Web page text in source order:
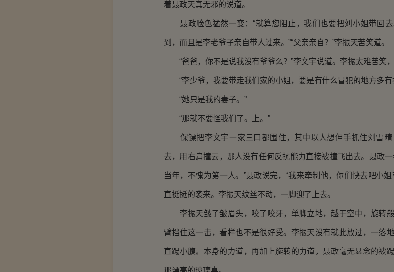
着聂政天真无邪的说道。
聂政脸色猛然一变：“就算您阻止，我们也要把刘小姐带回去
到，而且是李老爷子亲自带人过来。”“父亲亲自？”李振天苦笑道。
“爸爸，你不是说我没有爷爷么？”李文宇说道。李振太难苦笑，
“李少爷，我要带走我们家的小姐，要是有什么冒犯的地方多有
“她只是我的妻子。”
“那就不要怪我们了。上。”
保镖把李文宇一家三口都围住，其中以人想伸手抓住刘雪晴
去，用右肩撞去，那人没有任何反抗能力直接被撞飞出去。聂政
当年，不愧为第一人。”聂政说完，“我来牵制他，你们快去吧小
直挺挺的袭来。李振天纹丝不动，一脚迎了上去。
李振天皱了皱眉头，咬了咬牙，单脚立地，越于空中，旋转
臂挡住这一击，看样也不是很好受。李振天没有就此放过，一落
直踢小腹。本身的力道，再加上旋转的力道，聂政毫无悬念的被
那漂亮的玻璃桌。